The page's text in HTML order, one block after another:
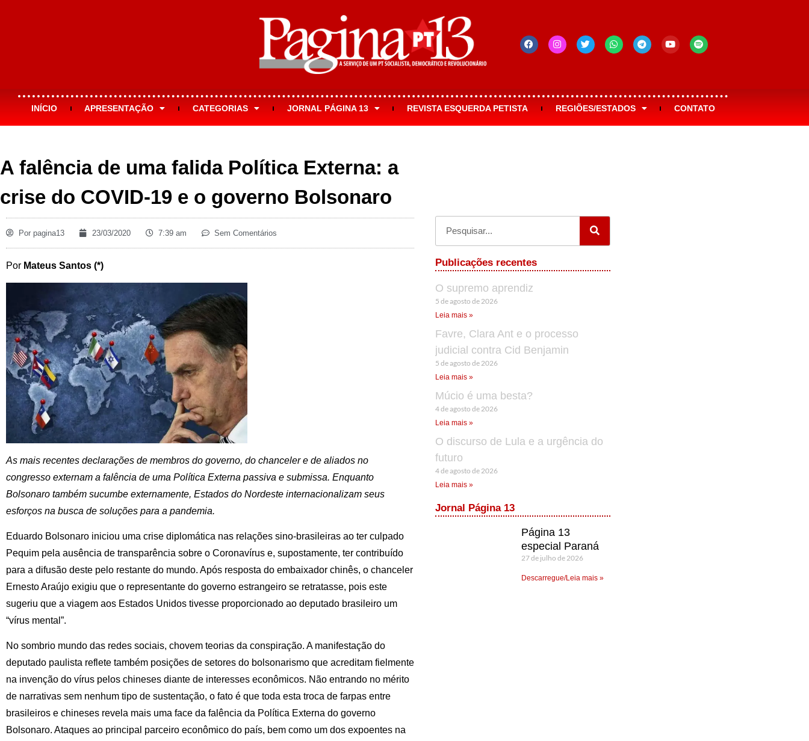
INÍCIO APRESENTAÇÃO CATEGORIAS JORNAL PÁGINA 13 REVISTA ESQUERDA PETISTA REGIÕES/ESTADOS CONTATO
A falência de uma falida Política Externa: a
crise do COVID-19 e o governo Bolsonaro
Por pagina13 23/03/2020 7:39 am Sem Comentários
Por Mateus Santos (*)
As mais recentes declarações de membros do governo, do chanceler e de aliados no
congresso externam a falência de uma Política Externa passiva e submissa. Enquanto
Bolsonaro também sucumbe externamente, Estados do Nordeste internacionalizam seus
esforços na busca de soluções para a pandemia.
Eduardo Bolsonaro iniciou uma crise diplomática nas relações sino-brasileiras ao ter culpado
Pequim pela ausência de transparência sobre o Coronavírus e, supostamente, ter contribuído
para a difusão deste pelo restante do mundo. Após resposta do embaixador chinês, o chanceler
Ernesto Araújo exigiu que o representante do governo estrangeiro se retratasse, pois este
sugeriu que a viagem aos Estados Unidos tivesse proporcionado ao deputado brasileiro um
“vírus mental”.
No sombrio mundo das redes sociais, chovem teorias da conspiração. A manifestação do
deputado paulista reflete também posições de setores do bolsonarismo que acreditam fielmente
na invenção do vírus pelos chineses diante de interesses econômicos. Não entrando no mérito
de narrativas sem nenhum tipo de sustentação, o fato é que toda esta troca de farpas entre
brasileiros e chineses revela mais uma face da falência da Política Externa do governo
Bolsonaro. Ataques ao principal parceiro econômico do país, bem como um dos expoentes na
Publicações recentes
O supremo aprendiz
5 de agosto de 2026
Leia mais »
Favre, Clara Ant e o processo
judicial contra Cid Benjamin
5 de agosto de 2026
Leia mais »
Múcio é uma besta?
4 de agosto de 2026
Leia mais »
O discurso de Lula e a urgência do
futuro
4 de agosto de 2026
Leia mais »
Jornal Página 13
Página 13
especial Paraná
27 de julho de 2026
Descarregue/Leia mais »